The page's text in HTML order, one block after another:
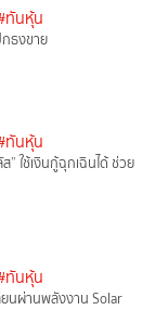
ทันหุ้น
กธงขาย
ทันหุ้น
” ใช้เงินกู้ฉุกเฉินได้ ช่วย
ทันหุ้น
นผ่านพลังงาน Solar